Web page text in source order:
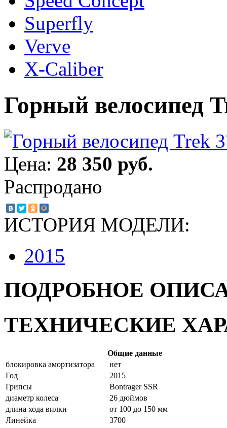
Superfly
Verve
X-Caliber
Горный велосипед
Цена: 28 350 руб.
Распродано
ИСТОРИЯ МОДЕЛИ:
2015
ПОДРОБНОЕ
ТЕХНИЧЕСКИЕ
Общие данные
блокировка амортизатора
нет
Год
2015
Грипсы
Bontrager SSR
диаметр колеса
26 дюймов
длина хода вилки
от 100 до 150 мм
Линейка
3700